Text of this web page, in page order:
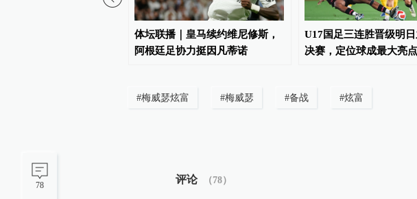
78
体坛联播｜皇马续约维尼修斯，
阿根廷足协力挺因凡蒂诺
U17国足三连胜晋级明
决赛，定位球成最大亮点
#梅威瑟炫富 #梅威瑟 #备战 #炫富
评论 （78）